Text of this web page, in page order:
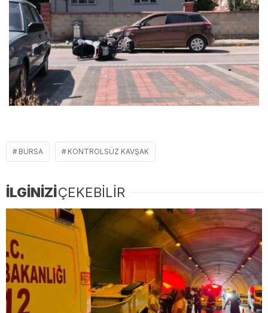
BURSA KONTROLSÜZ KAVŞAK
İLGİNİZİÇEKEBİLİR